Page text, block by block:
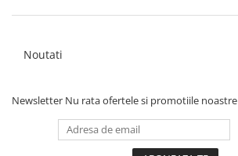
Noutati
Newsletter Nu rata ofertele si promotiile noastre